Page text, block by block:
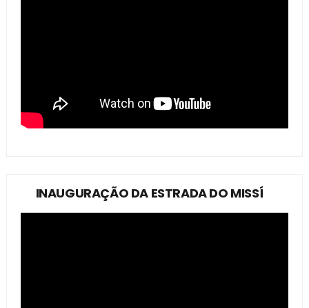
INAUGURAÇÃO DA ESTRADA DO MISSÍ